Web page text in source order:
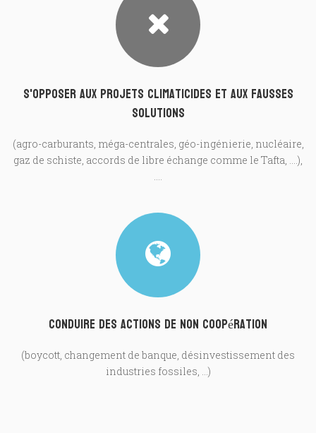
S'opposer aux projets climaticides et aux fausses
solutions
(agro-carburants, méga-centrales, géo-ingénierie, nucléaire,
gaz de schiste, accords de libre échange comme le Tafta, ....),
....
Conduire des actions de non coopération
(boycott, changement de banque, désinvestissement des
industries fossiles, ...)